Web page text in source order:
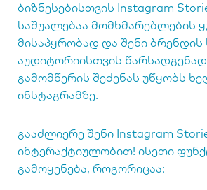
ბიზნესებისთვის Instagram
საშუალებაა მომხმარებლების
მისაპყრობად და შენი ბრენდის
აუდიტორიისთვის
გამომწერის შეძენას უწყობს
ინსტაგრამზე.
გააძლიერე შენი Instagram
ინტერაქტიულობით! ისეთი
გამოყენება, როგორიცაა: